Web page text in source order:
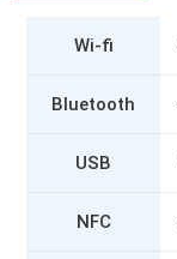
Wi-fi
Bluetooth
USB
NFC